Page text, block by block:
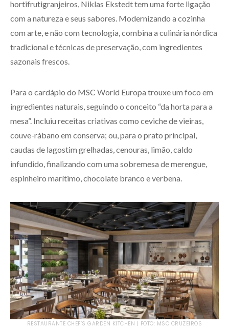
hortifrutigranjeiros, Niklas Ekstedt tem uma forte ligação
com a natureza e seus sabores. Modernizando a cozinha
com arte, e não com tecnologia, combina a culinária nórdica
tradicional e técnicas de preservação, com ingredientes
sazonais frescos.
Para o cardápio do MSC World Europa trouxe um foco em
ingredientes naturais, seguindo o conceito “da horta para a
mesa”. Incluiu receitas criativas como ceviche de vieiras,
couve-rábano em conserva; ou, para o prato principal,
caudas de lagostim grelhadas, cenouras, limão, caldo
infundido, finalizando com uma sobremesa de merengue,
espinheiro marítimo, chocolate branco e verbena.
RESTAURANTE CHEF’S GARDEN KITCHEN | FOTO: MSC CRUZEIROS